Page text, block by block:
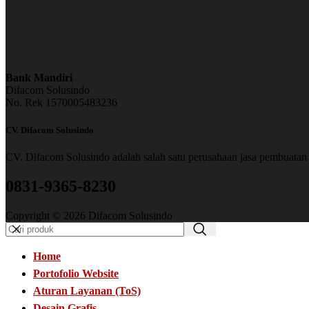
Bank Mandiri
Difacom Solusindo
No. Rek 1570005483236
CV. Difacom Solusindo
CV. Difacom Solusindo adalah salah satu perusahaan jasa
0831-9365-8230
Copyright © 2026 Difacom Solusindo
Home
Portofolio Website
Aturan Layanan (ToS)